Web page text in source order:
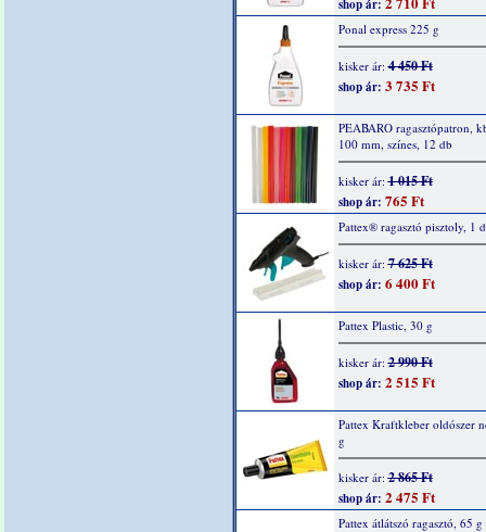
shop ár:
Ponal express 225 g
kisker ár:4 450 Ft
shop ár: 3 735 Ft
PEABARO ragasztópatron,
100 mm, színes, 12 db
kisker ár:1 015 Ft
shop ár: 765 Ft
Pattex® ragasztó pisztoly, 1
kisker ár:7 625 Ft
shop ár: 6 400 Ft
Pattex Plastic, 30 g
kisker ár:2 990 Ft
shop ár: 2 515 Ft
Pattex Kraftkleber oldószer
g
kisker ár:2 865 Ft
shop ár: 2 475 Ft
Pattex átlátszó ragasztó, 65 g